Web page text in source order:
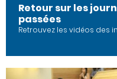
Retour sur les
passées
Retrouvez les vidéos des